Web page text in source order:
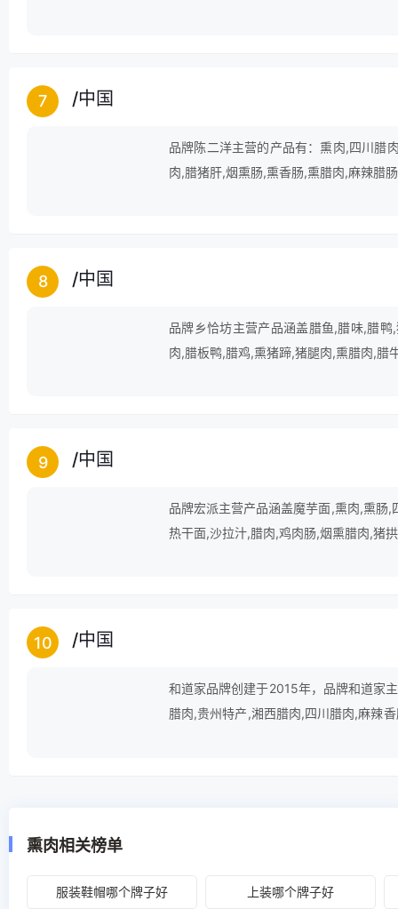
7 /中国
品牌陈二洋主营的产品有：熏肉,四川腊
肉,腊猪肝,烟熏肠,熏香肠,熏腊肉,麻辣腊
8 /中国
品牌乡恰坊主营产品涵盖腊鱼,腊味,腊
肉,腊板鸭,腊鸡,熏猪蹄,猪腿肉,熏腊肉,腊
9 /中国
品牌宏派主营产品涵盖魔芋面,熏肉,熏肠
热干面,沙拉汁,腊肉,鸡肉肠,烟熏腊肉,猪
10 /中国
和道家品牌创建于2015年，品牌和道家
腊肉,贵州特产,湘西腊肉,四川腊肉,麻辣
熏肉相关榜单
服装鞋帽哪个牌子好 上装哪个牌子好